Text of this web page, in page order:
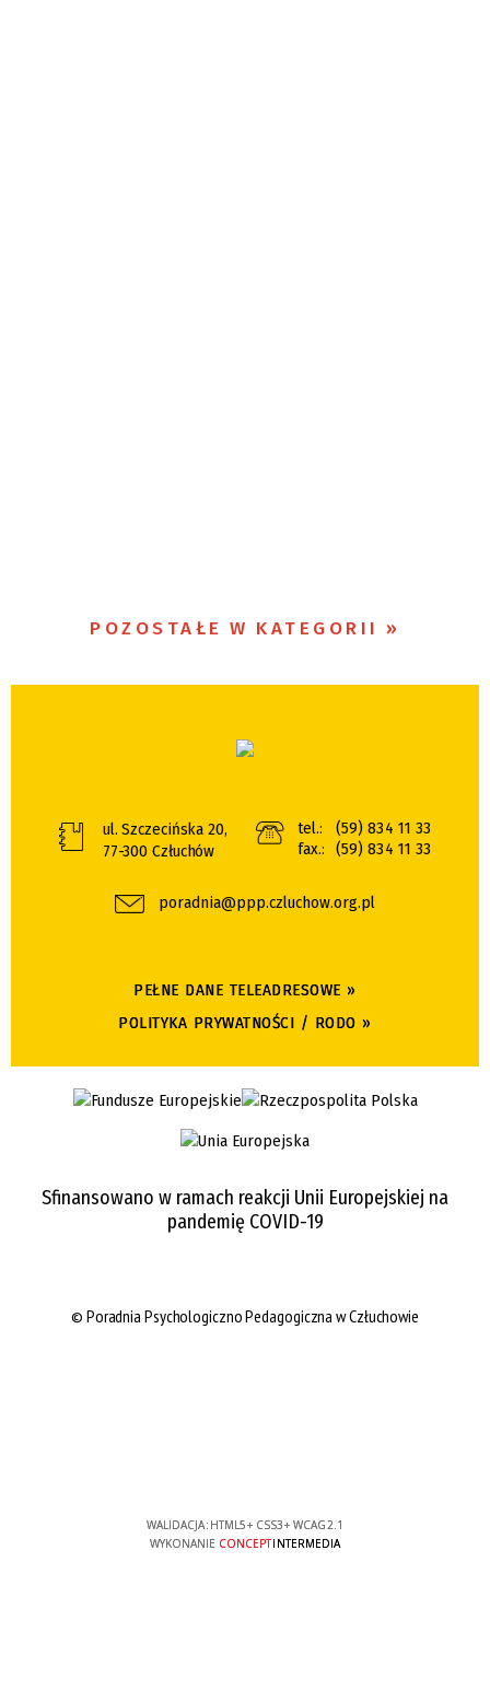
POZOSTAŁE W KATEGORII
ul. Szczecińska 20,
77-300 Człuchów
tel.:
(59) 834 11 33
fax.:
(59) 834 11 33
poradnia@ppp.czluchow.org.pl
PEŁNE DANE TELEADRESOWE »
POLITYKA PRYWATNOŚCI / RODO »
Sfinansowano w ramach reakcji Unii Europejskiej na
pandemię COVID-19
© Poradnia Psychologiczno Pedagogiczna w Człuchowie
WALIDACJA: HTML5+ CSS3+ WCAG 2.1
WYKONANIE CONCEPTINTERMEDIA